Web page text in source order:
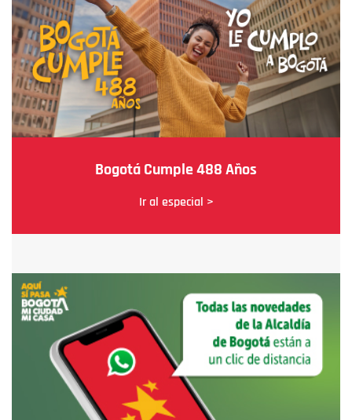
Bogotá Cumple 488 Años
Ir al especial >